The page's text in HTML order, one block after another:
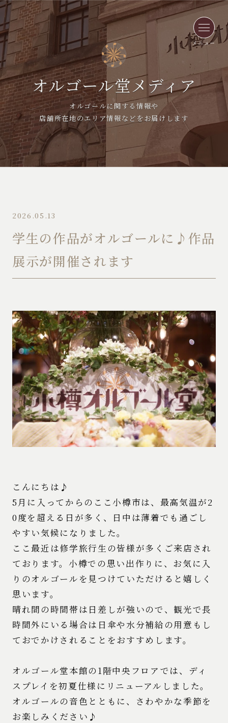
メニュー
オルゴール堂メディア
オルゴールに関する情報や
店舗所在地のエリア情報などをお届けします
2026.05.13
学生の作品がオルゴールに♪作品
展示が開催されます
こんにちは♪
5月に入ってからのここ小樽市は、最高気温が2
0度を超える日が多く、日中は薄着でも過ごし
やすい気候になりました。
ここ最近は修学旅行生の皆様が多くご来店され
ております。小樽での思い出作りに、お気に入
りのオルゴールを見つけていただけると嬉しく
思います。
晴れ間の時間帯は日差しが強いので、観光で長
時間外にいる場合は日傘や水分補給の用意もし
ておでかけされることをおすすめします。
オルゴール堂本館の1階中央フロアでは、ディ
スプレイを初夏仕様にリニューアルしました。
オルゴールの音色とともに、さわやかな季節を
お楽しみください♪